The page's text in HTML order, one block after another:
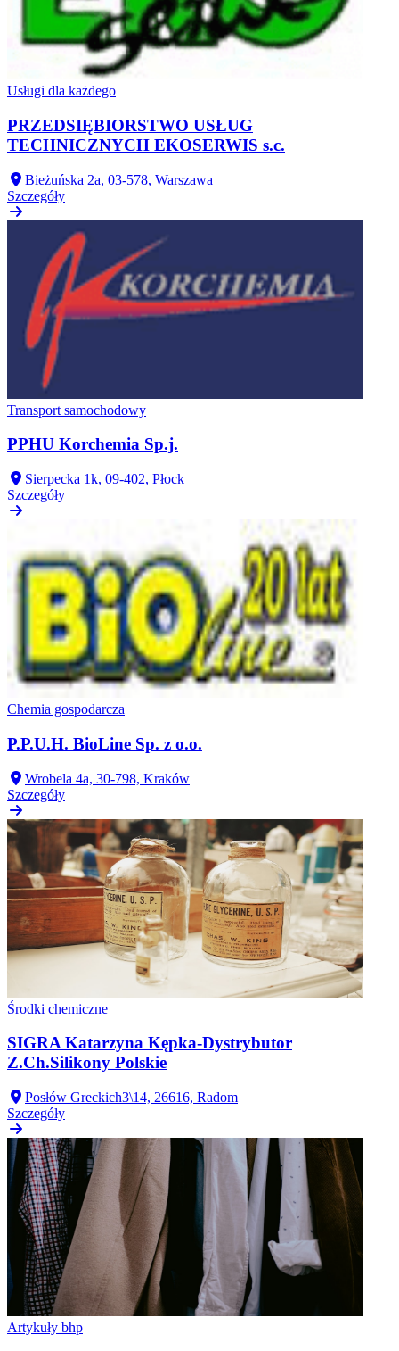
Usługi dla każdego
PRZEDSIĘBIORSTWO USŁUG
TECHNICZNYCH EKOSERWIS s.c.
Bieżuńska 2a, 03-578, Warszawa
Szczegóły
Transport samochodowy
PPHU Korchemia Sp.j.
Sierpecka 1k, 09-402, Płock
Szczegóły
Chemia gospodarcza
P.P.U.H. BioLine Sp. z o.o.
Wrobela 4a, 30-798, Kraków
Szczegóły
Środki chemiczne
SIGRA Katarzyna Kępka-Dystrybutor
Z.Ch.Silikony Polskie
Posłów Greckich3\14, 26616, Radom
Szczegóły
Artykuły bhp